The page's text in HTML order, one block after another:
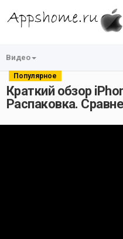
Видео
Популярное
Краткий обзор
Распаковка.